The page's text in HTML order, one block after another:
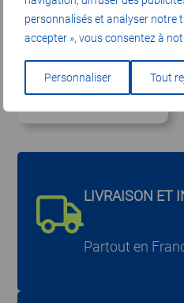
personnalisés et analyser notre
accepter », vous consentez à
Personnaliser Tout
VISCOM FRAISEUSE
3 AXES
LIVRAISON ET
Partout en